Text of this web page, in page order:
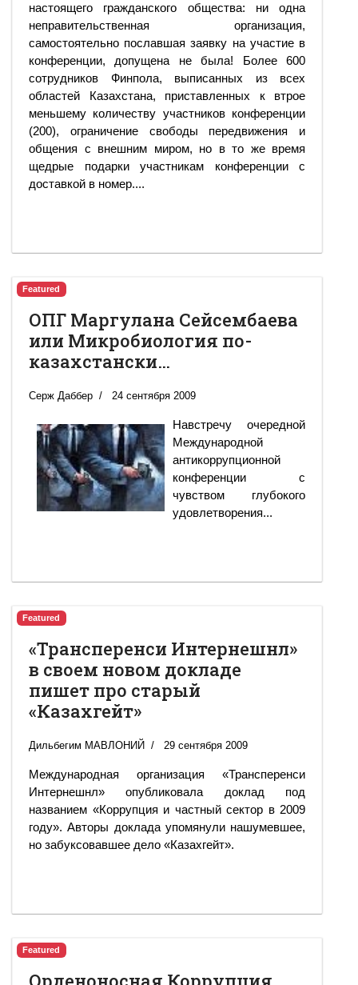
настоящего гражданского общества: ни одна
неправительственная организация,
самостоятельно пославшая заявку на участие в
конференции, допущена не была! Более 600
сотрудников Финпола, выписанных из всех
областей Казахстана, приставленных к втрое
меньшему количеству участников конференции
(200), ограничение свободы передвижения и
общения с внешним миром, но в то же время
щедрые подарки участникам конференции с
доставкой в номер....
Featured
ОПГ Маргулана Сейсембаева
или Микробиология по-
казахстански…
Серж Даббер 24 сентября 2009
Навстречу очередной
Международной
антикоррупционной
конференции с
чувством глубокого
удовлетворения...
Featured
«Трансперенси Интернешнл»
в своем новом докладе
пишет про старый
«Казахгейт»
Дильбегим МАВЛОНИЙ 29 сентября 2009
Международная организация «Трансперенси
Интернешнл» опубликовала доклад под
названием «Коррупция и частный сектор в 2009
году». Авторы доклада упомянули нашумевшее,
но забуксовавшее дело «Казахгейт».
Featured